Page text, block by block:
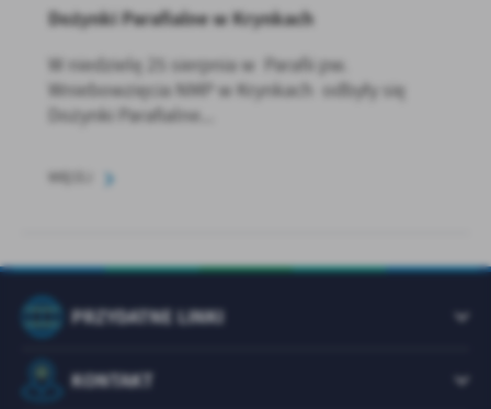
Dożynki Parafialne w Krynkach
W niedzielę 25 sierpnia w Parafii pw.
Wniebowzięcia NMP w Krynkach odbyły się
Dożynki Parafialne...
PRZYDATNE LINKI
KONTAKT